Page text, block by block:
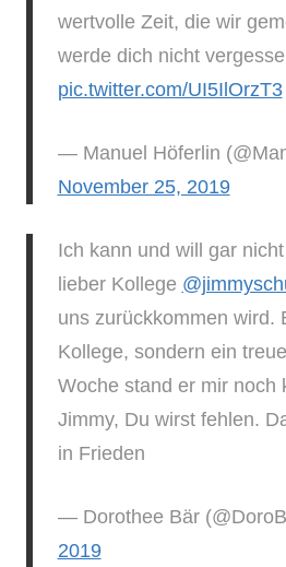
wertvolle Zeit, die wir
werde dich nicht
pic.twitter.com/UI5IlOrzT3
— Manuel Höferlin
November 25, 2019
Ich kann und will gar
lieber Kollege
uns zurückkommen wird.
Kollege, sondern ein
Woche stand er mir noch
Jimmy, Du wirst fehlen.
in Frieden
— Dorothee Bär
2019